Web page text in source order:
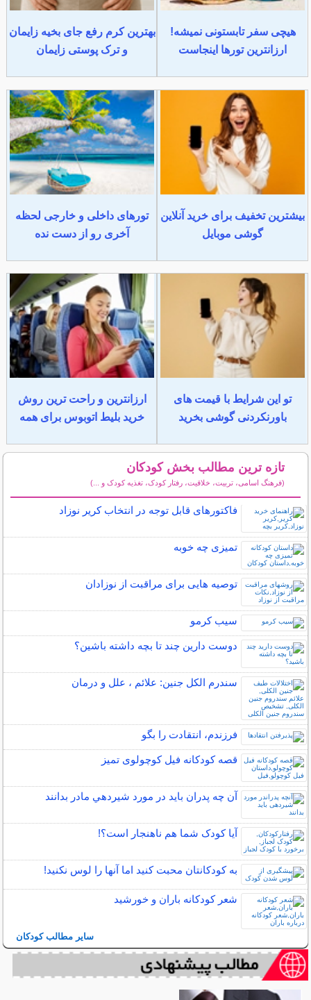
هیچی سفر تابستونی نمیشه!
ارزانترین تورها اینجاست
بهترین کرم رفع جای بخیه زایمان
و ترک پوستی زایمان
بیشترین تخفیف برای خرید آنلاین
گوشی موبایل
تورهای داخلی و خارجی لحظه
آخری رو از دست نده
تو این شرایط با قیمت های
باورنکردنی گوشی بخرید
ارزانترین و راحت ترین روش
خرید بلیط اتوبوس برای همه
تازه ترین مطالب بخش کودکان
(فرهنگ اسامی، تربیت، خلاقیت، رفتار کودک، تغذیه کودک و ...)
فاکتورهای قابل توجه در انتخاب کریر نوزاد
تمیزی چه خوبه
توصیه هایی برای مراقبت از نوزادان
سیب کرمو
دوست دارین چند تا بچه داشته باشین؟
سندرم الکل جنین: علائم ، علل و درمان
فرزندم، انتقادت را بگو
قصه کودکانه فیل کوچولوی تمیز
آن چه پدران بايد در مورد شيردهي مادر بدانند
آیا کودک شما هم ناهنجار است؟!
به کودکانتان محبت کنید اما آنها را لوس نکنید!
شعر کودکانه باران و خورشید
سایر مطالب کودکان